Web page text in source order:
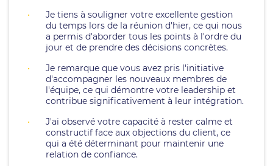
Je tiens à souligner votre excellente gestion
du temps lors de la réunion d'hier, ce qui nous
a permis d'aborder tous les points à l'ordre du
jour et de prendre des décisions concrètes.
Je remarque que vous avez pris l'initiative
d'accompagner les nouveaux membres de
l'équipe, ce qui démontre votre leadership et
contribue significativement à leur intégration.
J'ai observé votre capacité à rester calme et
constructif face aux objections du client, ce
qui a été déterminant pour maintenir une
relation de confiance.